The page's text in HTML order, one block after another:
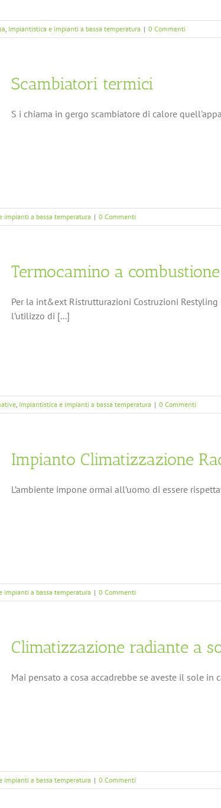
Impiantistica e impianti a bassa temperatura | 0 Commenti
Scambiatori termici
S i chiama in gergo scambiatore di calore
impianti a bassa temperatura | 0 Commenti
Termocamino a
Per la int&ext Ristrutturazioni Costruzioni
l’utilizzo di [...]
Impiantistica e impianti a bassa temperatura | 0 Commenti
Impianto Climatizzazione
L’ambiente impone ormai all’uomo di essere
impianti a bassa temperatura | 0 Commenti
Climatizzazione radiante a
Mai pensato a cosa accadrebbe se aveste il sole in
impianti a bassa temperatura | 0 Commenti